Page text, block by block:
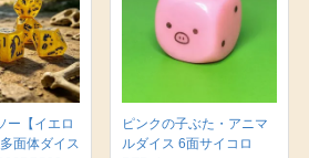
ー【イエロ
面体ダイス
ピンクの子ぶた・アニマ
ルダイス 6面サイコロ